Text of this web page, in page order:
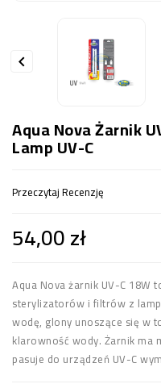

Aqua Nova Żarnik
Lamp UV-C
Przeczytaj Recenzję
54,00 zł
Aqua Nova żarnik UV-C 18W
sterylizatorów i filtrów z
wodę, glony unoszące się w
klarowność wody. Żarnik ma
pasuje do urządzeń UV-C